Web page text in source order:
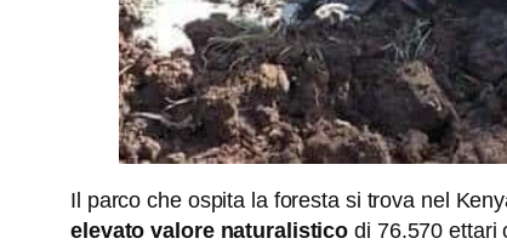
Il parco che ospita la foresta si trova nel
elevato valore naturalistico di 76.570 ettari